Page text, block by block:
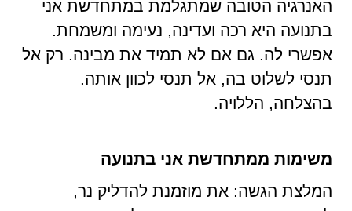
האנרגיה הטובה שמתגלמת במתחדשת אני
בתנועה היא רכה ועדינה, נעימה ומשמחת.
אפשרי לה. גם אם לא תמיד את מבינה. רק אל
תנסי לשלוט בה, אל תנסי לכוון אותה.
בהצלחה, הללויה.
משימות ממתחדשת אני בתנועה
המלצת הגשה: את מוזמנת להדליק נר,